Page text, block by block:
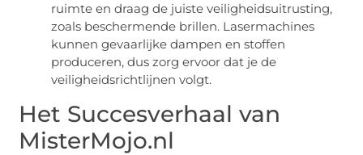
ruimte en draag de juiste veiligheidsuitrusting,
zoals beschermende brillen. Lasermachines
kunnen gevaarlijke dampen en stoffen
produceren, dus zorg ervoor dat je de
veiligheidsrichtlijnen volgt.
Het Succesverhaal van
MisterMojo.nl